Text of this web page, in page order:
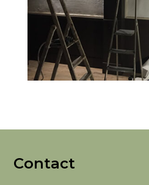
Contact